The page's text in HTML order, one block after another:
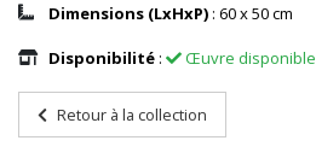
Dimensions (LxHxP) : 60 x 50 cm
Disponibilité : Œuvre disponible
Retour à la collection